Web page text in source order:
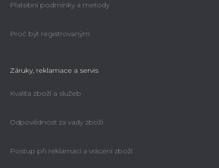
Platební podmínky a metody
Proč být registrovaným
Záruky, reklamace a servis
Kvalita zboží a služeb
Odpovědnost za vady zboží
Postup při reklamaci a vrácení zboží